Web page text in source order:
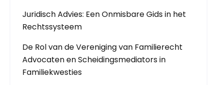
Juridisch Advies: Een Onmisbare Gids in het
Rechtssysteem
De Rol van de Vereniging van Familierecht
Advocaten en Scheidingsmediators in
Familiekwesties